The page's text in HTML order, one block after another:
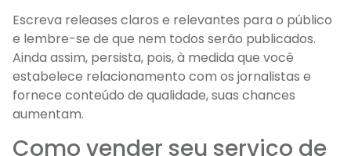
Escreva releases claros e relevantes para o público
e lembre-se de que nem todos serão publicados.
Ainda assim, persista, pois, à medida que você
estabelece relacionamento com os jornalistas e
fornece conteúdo de qualidade, suas chances
aumentam.
Como vender seu serviço de